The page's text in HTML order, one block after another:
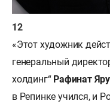
«Этот художник
генеральный
холдинг“Рафинат
в Репинке учился, и